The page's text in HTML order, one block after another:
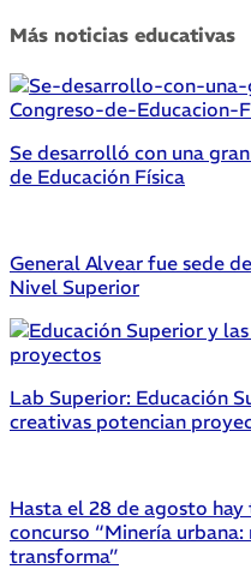
Más noticias educativas
Se desarrolló con una
de Educación Física
General Alvear fue sede
Nivel Superior
Lab Superior: Educación
creativas potencian
Hasta el 28 de agosto
concurso “Minería
transforma”